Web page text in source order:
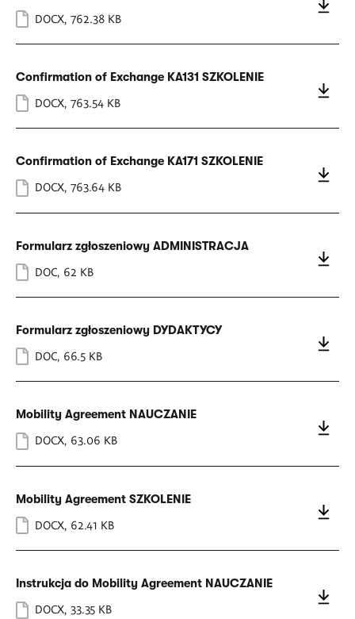
DOCX 762.38 KB
Confirmation of Exchange KA131 SZKOLENIE
DOCX, 763.54 KB
Confirmation of Exchange KA171 SZKOLENIE
DOCX, 763.64 KB
Formularz zgłoszeniowy ADMINISTRACJA
DOC, 62 KB
Formularz zgłoszeniowy DYDAKTYCY
DOC, 66.5 KB
Mobility Agreement NAUCZANIE
DOCX, 63.06 KB
Mobility Agreement SZKOLENIE
DOCX, 62.41 KB
Instrukcja do Mobility Agreement NAUCZANIE
DOCX, 33.35 KB